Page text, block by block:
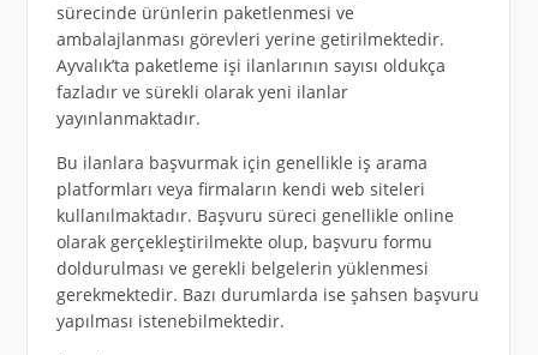
sürecinde ürünlerin paketlenmesi ve
ambalajlanması görevleri yerine getirilmektedir.
Ayvalık’ta paketleme işi ilanlarının sayısı oldukça
fazladır ve sürekli olarak yeni ilanlar
yayınlanmaktadır.
Bu ilanlara başvurmak için genellikle iş arama
platformları veya firmaların kendi web siteleri
kullanılmaktadır. Başvuru süreci genellikle online
olarak gerçekleştirilmekte olup, başvuru formu
doldurulması ve gerekli belgelerin yüklenmesi
gerekmektedir. Bazı durumlarda ise şahsen başvuru
yapılması istenebilmektedir.